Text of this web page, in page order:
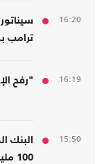
16:20
ترامب
16:19 "رفح
15:50
البنك